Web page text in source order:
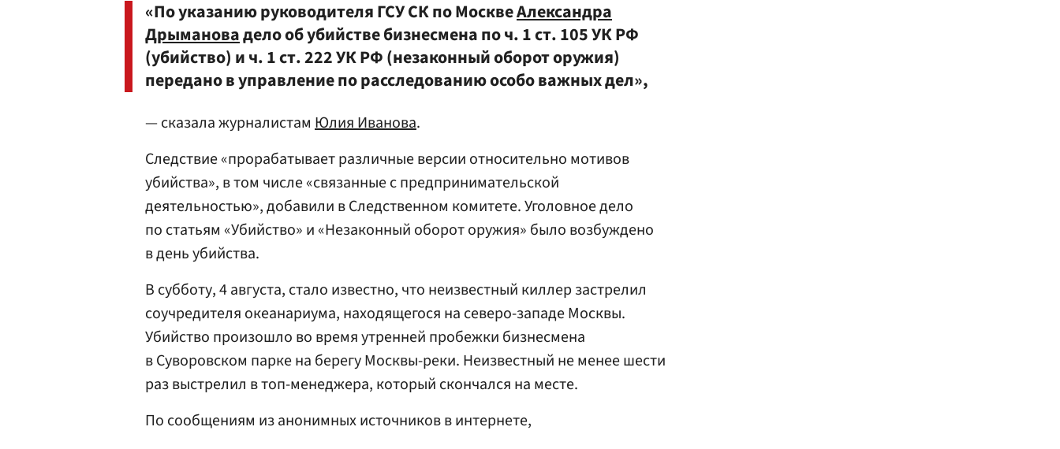
«По указанию руководителя ГСУ СК по МосквеАлександра
Дрымановадело об убийстве бизнесмена по ч. 1 ст. 105 УК РФ
(убийство) и ч. 1 ст. 222 УК РФ (незаконный оборот оружия)
передано в управление по расследованию особо важных дел»,
— сказала журналистам Юлия Иванова.
Следствие «прорабатывает различные версии относительно мотивов
убийства», в том числе «связанные с предпринимательской
деятельностью», добавили в Следственном комитете. Уголовное дело
по статьям «Убийство» и «Незаконный оборот оружия» было возбуждено
в день убийства.
В субботу, 4 августа, стало известно, что неизвестный киллер застрелил
соучредителя океанариума, находящегося на северо-западе Москвы.
Убийство произошло во время утренней пробежки бизнесмена
в Суворовском парке на берегу Москвы-реки. Неизвестный не менее шести
раз выстрелил в топ-менеджера, который скончался на месте.
По сообщениям из анонимных источников в интернете,